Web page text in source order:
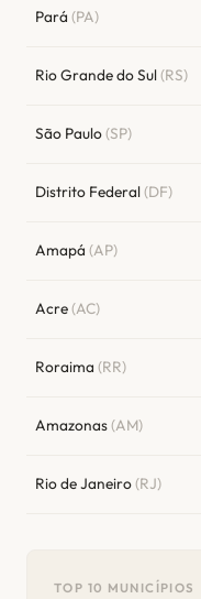
Pará (PA)
Rio Grande do Sul(RS)
São Paulo(SP)
Distrito Federal(DF)
Amapá (AP)
Acre(AC)
Roraima (RR)
Amazonas(AM)
Rio de Janeiro(RJ)
TOP 10 MUNICÍPIOS